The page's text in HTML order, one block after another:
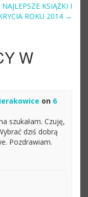
NAJLEPSZE KSIĄŻKI I
ROKU 2014 →
W
on 6
szukałam. Czuję,
dziś dobrą
Pozdrawiam.